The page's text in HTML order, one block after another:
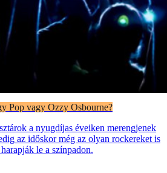
Pop vagy Ozzy Osbourne?
a nyugdíjas éveiken merengjenek
az időskor még az olyan rockereket is
le a színpadon.